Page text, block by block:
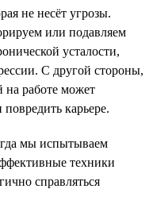
не несёт угрозы.
или подавляем
усталости,
С другой стороны,
работе может
карьере.
мы испытываем
техники
справляться